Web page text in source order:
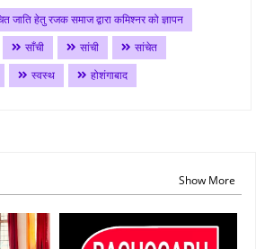
हेतु रजक समाज द्वारा कमिश्नर को ज्ञापन
साँची सांची
सांचेत
स्वस्थ होशंगाबाद
Show More